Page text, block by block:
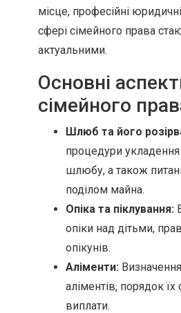
місце, професійні
сфері сімейного права
актуальними.
Основні
сімейного
Шлюб та його
процедури укладення
шлюбу, а також
поділом майна.
Опіка та піклування:
опіки над дітьми,
опікунів.
Аліменти:
аліментів, порядок їх
виплати.